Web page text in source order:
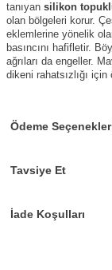
tanıyan silikon
olan bölgeleri korur.
eklemlerine yönelik
basıncını hafifletir.
ağrıları da engeller.
dikeni rahatsızlığı
Ödeme
Tavsiye Et
İade Koşulları